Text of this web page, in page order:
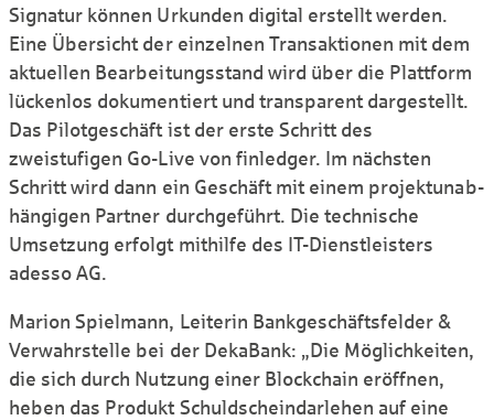
Signatur können Urkunden digital erstellt werden.
Eine Übersicht der einzelnen Trans­aktionen mit dem
aktuellen Bear­beitungs­stand wird über die Plattform
lückenlos dokumentiert und transparent darge­stellt.
Das Pilotgeschäft ist der erste Schritt des
zweistufigen Go-Live von finledger. Im nächsten
Schritt wird dann ein Geschäft mit einem projekt­unab­
hängigen Partner durchge­führt. Die technische
Umsetzung erfolgt mithilfe des IT-Dienst­leisters
adesso AG.
Marion Spielmann, Leiterin Bankge­schäfts­felder &
Ver­wahr­stelle bei der DekaBank: „Die Möglich­keiten,
die sich durch Nutzung einer Blockchain eröffnen,
heben das Produkt Schuldschein­darlehen auf eine